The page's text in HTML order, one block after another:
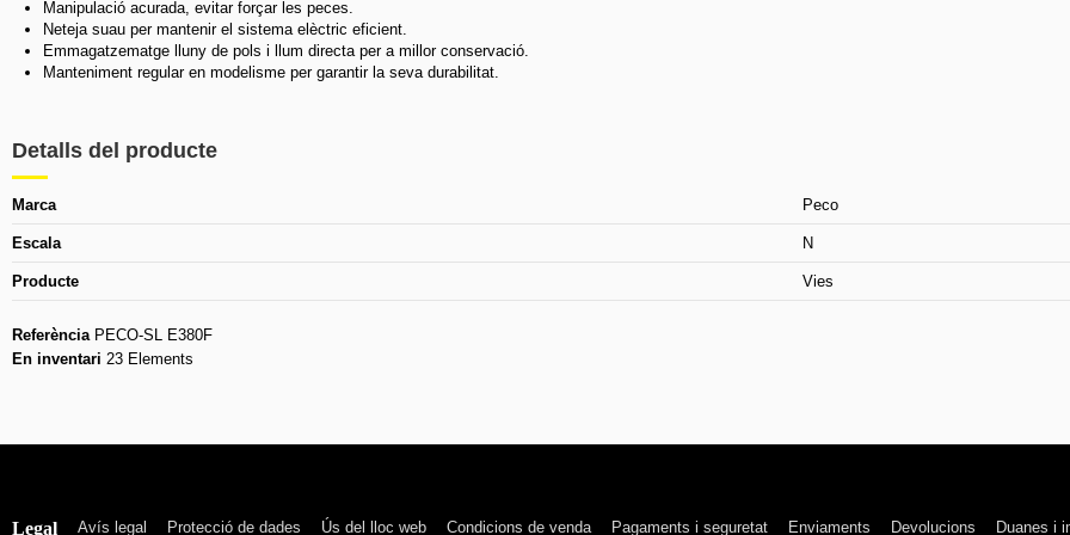
Manipulació acurada, evitar forçar les peces.
Neteja suau per mantenir el sistema elèctric eficient.
Emmagatzematge lluny de pols i llum directa per a millor conservació.
Manteniment regular en modelisme per garantir la seva durabilitat.
Detalls del producte
Marca Peco
Escala N
Producte Vies
Referència PECO-SL E380F
En inventari 23 Elements
Legal Avís legal Protecció de dades Ús del lloc web Condicions de venda Pagaments i seguretat Enviaments Devolucions Duanes i